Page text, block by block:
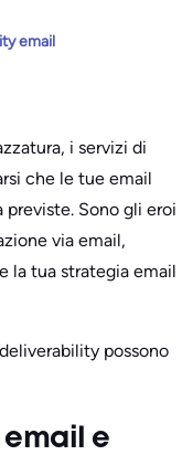
email
i servizi di
che le tue email
previste. Sono gli eroi
via email,
la tua strategia email
possono
email e